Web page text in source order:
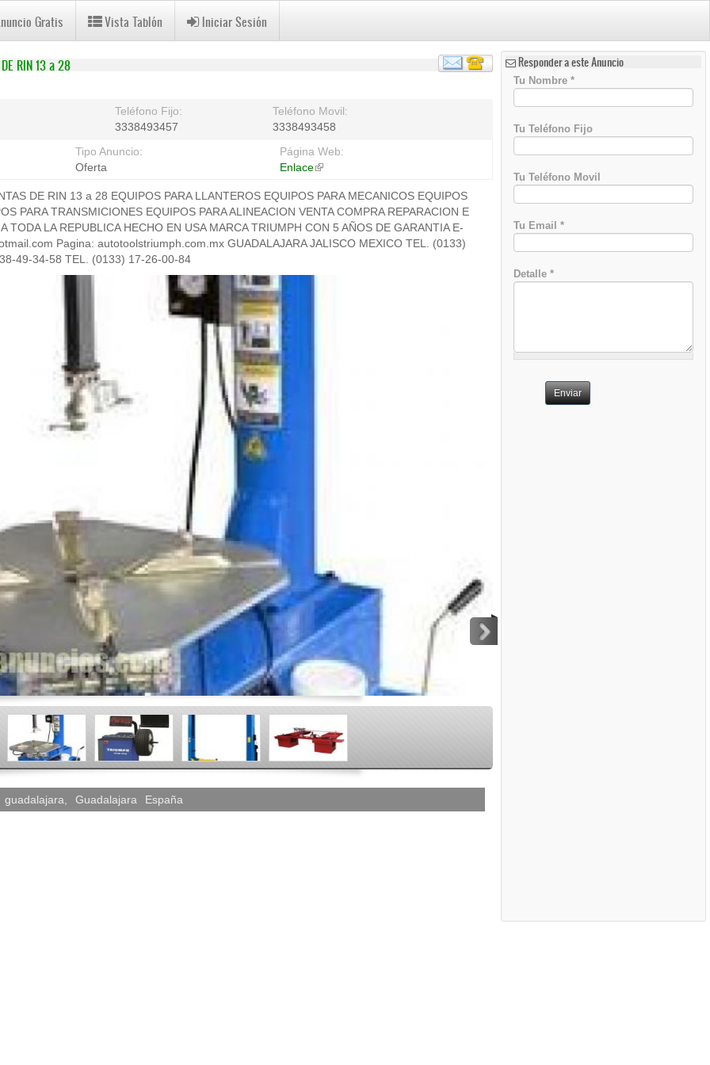
Gratis Vista Tablón Iniciar Sesión
RIN 13 a 28
Teléfono Fijo:
3338493457
Teléfono Movil:
3338493458
Tipo Anuncio:
Oferta
Página Web:
Enlace(link
external)
DE RIN 13 a 28 EQUIPOS PARA LLANTEROS EQUIPOS PARA MECANICOS EQUIPOS
PARA TRANSMICIONES EQUIPOS PARA ALINEACION VENTA COMPRA REPARACION E
TODA LA REPUBLICA HECHO EN USA MARCA TRIUMPH CON 5 AÑOS DE GARANTIA E-
Pagina: autotoolstriumph.com.mx GUADALAJARA JALISCO MEXICO TEL. (0133)
49-34-58 TEL. (0133) 17-26-00-84
guadalajara Guadalajara España
Responder a este Anuncio
Tu Nombre*
Tu Teléfono Fijo
Tu Teléfono Movil
Tu Email*
Detalle*
Enviar